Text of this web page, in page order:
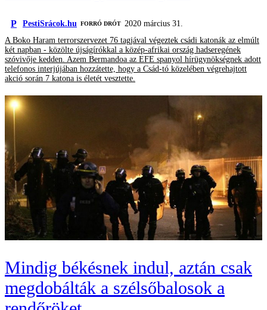
P PestiSrácok.hu FORRÓ DRÓT
2020 március 31.
A Boko Haram terrorszervezet 76 tagjával végeztek csádi katonák az elmúlt
két napban - közölte újságírókkal a közép-afrikai ország hadseregének
szóvivője kedden. Azem Bermandoa az EFE spanyol hírügynökségnek adott
telefonos interjújában hozzátette, hogy a Csád-tó közelében végrehajtott
akció során 7 katona is életét vesztette.
Mindig békésnek indul, aztán csak
megdobálták a szélsőbalosok a